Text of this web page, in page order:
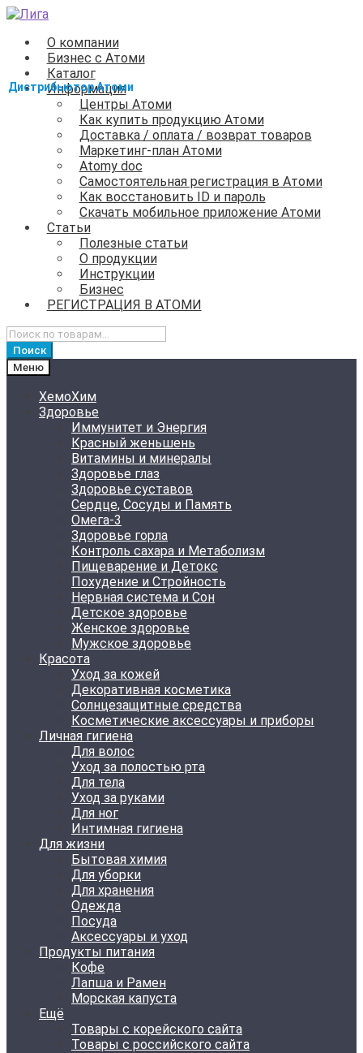
Перейти
навигации
Перейти
содержимому
О компании
Бизнес с Атоми
Каталог
Информация
Центры Атоми
Как купить продукцию Атоми
Доставка / оплата / возврат товаров
Маркетинг-план Атоми
Atomy doc
Самостоятельная регистрация в Атоми
Как восстановить ID и пароль
Скачать мобильное приложение Атоми
Статьи
Полезные статьи
О продукции
Инструкции
Бизнес
РЕГИСТРАЦИЯ В АТОМИ
Искать:
Поиск
Меню
ХемоХим
Здоровье
Иммунитет и Энергия
Красный женьшень
Витамины и минералы
Здоровье глаз
Здоровье суставов
Сердце, Сосуды и Память
Омега-3
Здоровье горла
Контроль сахара и Метаболизм
Пищеварение и Детокс
Похудение и Стройность
Нервная система и Сон
Детское здоровье
Женское здоровье
Мужское здоровье
Красота
Уход за кожей
Декоративная косметика
Солнцезащитные средства
Косметические аксессуары и приборы
Личная гигиена
Для волос
Уход за полостью рта
Для тела
Уход за руками
Для ног
Интимная гигиена
Для жизни
Бытовая химия
Для уборки
Для хранения
Одежда
Посуда
Аксессуары и уход
Продукты питания
Кофе
Лапша и Рамен
Морская капуста
Ещё
Товары с корейского сайта
Товары с российского сайта